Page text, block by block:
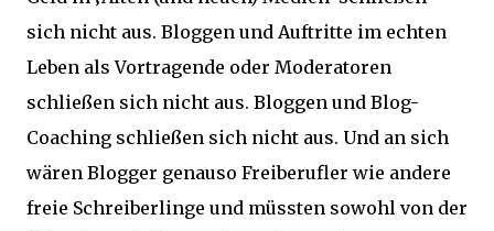
sich nicht aus. Bloggen und Auftritte im echten
Leben als Vortragende oder Moderatoren
schließen sich nicht aus. Bloggen und Blog-
Coaching schließen sich nicht aus. Und an sich
wären Blogger genauso Freiberufler wie andere
freie Schreiberlinge und müssten sowohl von der